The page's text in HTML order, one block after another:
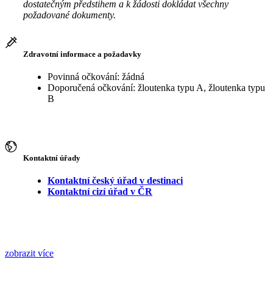
dostatečným předstihem a k žádosti dokládat všechny
požadované dokumenty.
Zdravotní informace a požadavky
Povinná očkování: žádná
Doporučená očkování: žloutenka typu A, žloutenka typu
B
Kontaktní úřady
Kontaktní český úřad v destinaci
Kontaktní cizí úřad v ČR
zobrazit více